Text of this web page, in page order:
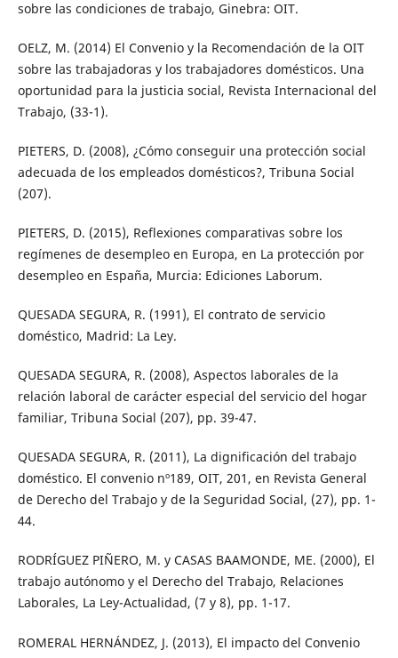
sobre las condiciones de trabajo, Ginebra: OIT.
OELZ, M. (2014) El Convenio y la Recomendación de la OIT
sobre las trabajadoras y los trabajadores domésticos. Una
oportunidad para la justicia social, Revista Internacional del
Trabajo, (33-1).
PIETERS, D. (2008), ¿Cómo conseguir una protección social
adecuada de los empleados domésticos?, Tribuna Social
(207).
PIETERS, D. (2015), Reflexiones comparativas sobre los
regímenes de desempleo en Europa, en La protección por
desempleo en España, Murcia: Ediciones Laborum.
QUESADA SEGURA, R. (1991), El contrato de servicio
doméstico, Madrid: La Ley.
QUESADA SEGURA, R. (2008), Aspectos laborales de la
relación laboral de carácter especial del servicio del hogar
familiar, Tribuna Social (207), pp. 39-47.
QUESADA SEGURA, R. (2011), La dignificación del trabajo
doméstico. El convenio nº189, OIT, 201, en Revista General
de Derecho del Trabajo y de la Seguridad Social, (27), pp. 1-
44.
RODRÍGUEZ PIÑERO, M. y CASAS BAAMONDE, ME. (2000), El
trabajo autónomo y el Derecho del Trabajo, Relaciones
Laborales, La Ley-Actualidad, (7 y 8), pp. 1-17.
ROMERAL HERNÁNDEZ, J. (2013), El impacto del Convenio